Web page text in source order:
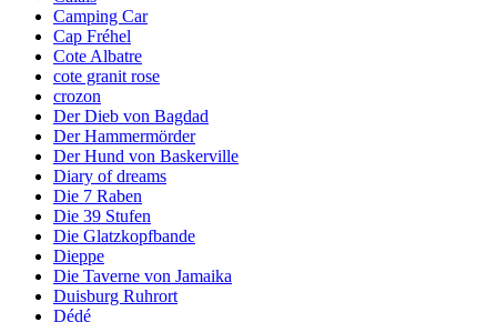
Camping Car
Cap Fréhel
Cote Albatre
cote granit rose
crozon
Der Dieb von Bagdad
Der Hammermörder
Der Hund von Baskerville
Diary of dreams
Die 7 Raben
Die 39 Stufen
Die Glatzkopfbande
Dieppe
Die Taverne von Jamaika
Duisburg Ruhrort
Dédé